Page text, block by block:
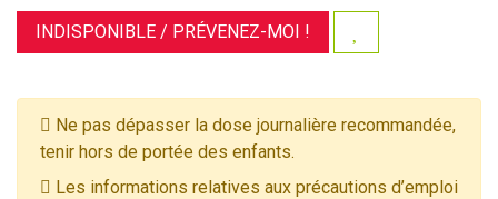
INDISPONIBLE / PRÉVENEZ-MOI !
Ne pas dépasser la dose journalière recommandée,
tenir hors de portée des enfants.
Les informations relatives aux précautions d’emploi